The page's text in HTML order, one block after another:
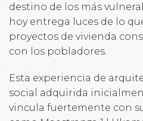
destino de los más
hoy entrega luces de lo
proyectos de vivienda
con los pobladores.
Esta experiencia de
social adquirida
vincula fuertemente con